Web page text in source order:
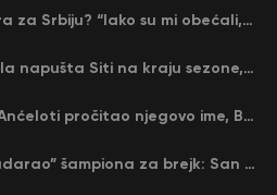
Zašto Rade Krunić ne igra za Srbiju? “Iako su mi obećali, niko me nije zvao…”
Kraj jedne ere – Gvardiola napušta Siti na kraju sezone, menja ga njegov nekadašnji rival
Nejmar ide na Mundijal: Anćeloti pročitao njegovo ime, Brazil u delirijumu (VIDEO)
Strašni Vembanjama “izudarao” šampiona za brejk: San Antonio poveo protiv Oklahome